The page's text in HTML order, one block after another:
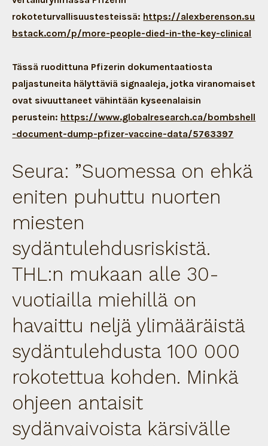
rokoteturvallisuustesteissä: https://alexberenson.su
bstack.com/p/more-people-died-in-the-key-clinical
Tässä ruodittuna Pfizerin dokumentaatiosta
paljastuneita hälyttäviä signaaleja, jotka viranomaiset
ovat sivuuttaneet vähintään kyseenalaisin
perustein: https://www.globalresearch.ca/bombshell
-document-dump-pfizer-vaccine-data/5763397
Seura: ”Suomessa on ehkä
eniten puhuttu nuorten
miesten
sydäntulehdusriskistä.
THL:n mukaan alle 30-
vuotiailla miehillä on
havaittu neljä ylimääräistä
sydäntulehdusta 100 000
rokotettua kohden. Minkä
ohjeen antaisit
sydänvaivoista kärsivälle